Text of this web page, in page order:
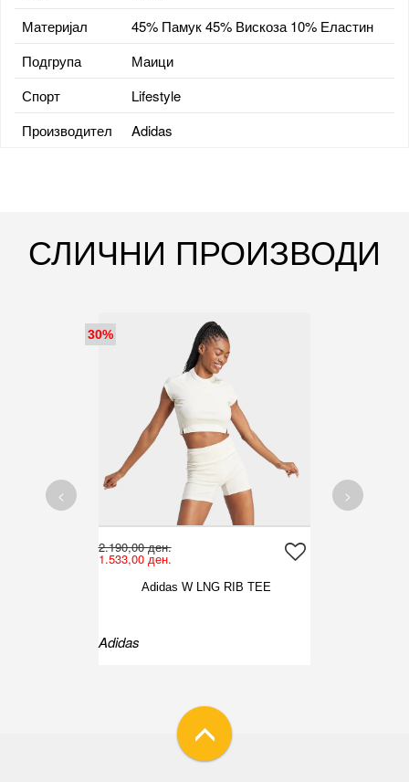
Материјал
45% Памук 45% Вискоза 10% Еластин
Подгрупа
Маици
Спорт
Lifestyle
Производител
Adidas
СЛИЧНИ ПРОИЗВОДИ
30%
2.190,00 ден.
1.533,00 ден.
Adidas W LNG RIB TEE
Adidas
< >